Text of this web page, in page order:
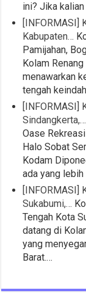
ini? Jika
Kabupaten…
Pamijahan,
Kolam
menawarkan
tengah
Sindangkerta,…
Oase
Halo Sobat
Kodam
ada yang
Sukabumi,…
Tengah Kota
datang di
yang
Barat.…